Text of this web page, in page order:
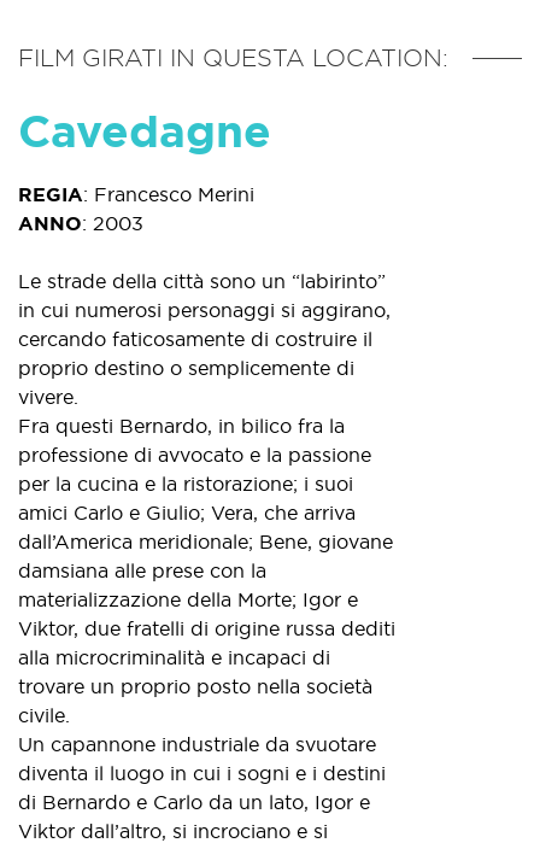
FILM GIRATI IN QUESTA LOCATION:
Cavedagne
REGIA: Francesco Merini
ANNO: 2003
Le strade della città sono un “labirinto”
in cui numerosi personaggi si aggirano,
cercando faticosamente di costruire il
proprio destino o semplicemente di
vivere.
Fra questi Bernardo, in bilico fra la
professione di avvocato e la passione
per la cucina e la ristorazione; i suoi
amici Carlo e Giulio; Vera, che arriva
dall’America meridionale; Bene, giovane
damsiana alle prese con la
materializzazione della Morte; Igor e
Viktor, due fratelli di origine russa dediti
alla microcriminalità e incapaci di
trovare un proprio posto nella società
civile.
Un capannone industriale da svuotare
diventa il luogo in cui i sogni e i destini
di Bernardo e Carlo da un lato, Igor e
Viktor dall’altro, si incrociano e si